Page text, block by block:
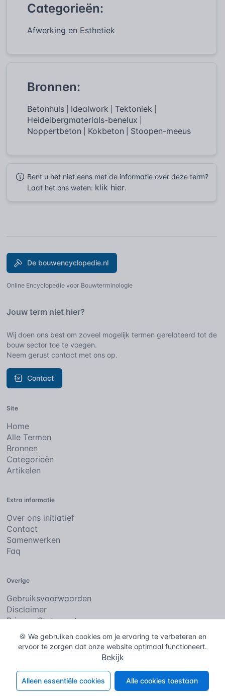
Categorieën:
Afwerking en Esthetiek
Bronnen:
Betonhuis Idealwork Tektoniek
Heidelbergmaterials-benelux
Noppertbeton Kokbeton Stoopen-meeus
Bent u het niet eens met de informatie over deze term?
Laat het ons weten: klik hier.
De bouwencyclopedie.nl
Online Encyclopedie voor Bouwterminologie
Jouw term niet hier?
Wij doen ons best om zoveel mogelijk termen gerelateerd tot de
bouw sector toe te voegen.
Neem gerust contact met ons op.
Contact
Site
Home
Alle Termen
Bronnen
Categorieën
Artikelen
Extra informatie
Over ons initiatief
Contact
Samenwerken
Faq
Overige
Gebruiksvoorwaarden
Disclaimer
Privacy Statement
Cookies
Copyright © 2026De bouwencyclopedie. Alle rechten
voorbehouden.
🍪 We gebruiken cookies om je ervaring te verbeteren en
ervoor te zorgen dat onze website optimaal functioneert.
Bekijk
Alleen essentiële cookies Alle cookies toestaan